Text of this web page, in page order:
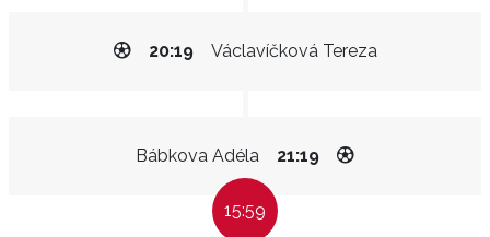
Václavíčková Tereza
20:19
Bábkova Adéla 21:19
15:59